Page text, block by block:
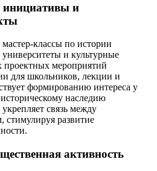
инициативы и
классы по истории
и культурные
проектных мероприятий
для школьников, лекции и
формированию интереса у
наследию
связь между
развитие
активность